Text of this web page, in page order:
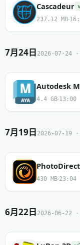
Cascadeur
237.12 MB
7月24日 2026-07-24 ·
Autodesk
4.4 GB 13:00
7月19日 2026-07-19 ·
430 MB 23:04
6月22日 2026-06-22 ·